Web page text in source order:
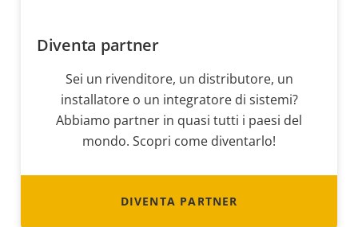
Diventa partner
Sei un rivenditore, un distributore, un
installatore o un integratore di sistemi?
Abbiamo partner in quasi tutti i paesi del
mondo. Scopri come diventarlo!
DIVENTA PARTNER